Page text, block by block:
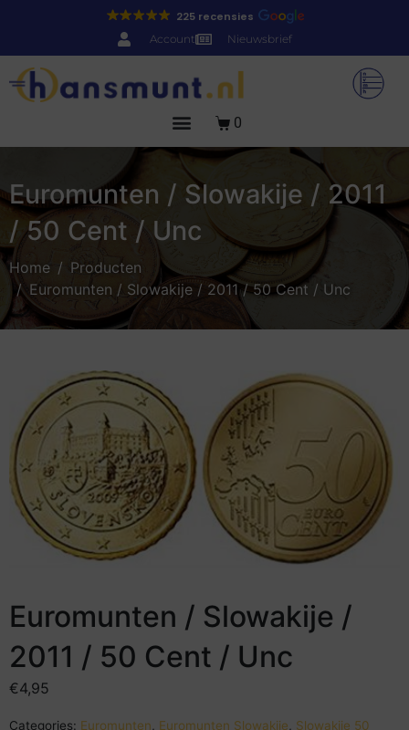
225 recensies
Account Nieuwsbrief
0
Euromunten / Slowakije / 2011
/ 50 Cent / Unc
Home
Producten
Euromunten / Slowakije / 2011 / 50 Cent / Unc
Euromunten / Slowakije /
2011 / 50 Cent / Unc
€4,95
Categories: Euromunten Euromunten Slowakije
Slowakije 50